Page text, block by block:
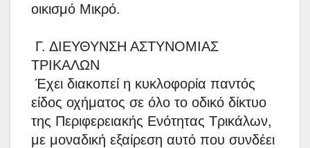
οικισμό Μικρό.
Γ. ΔΙΕΥΘΥΝΣΗ ΑΣΤΥΝΟΜΙΑΣ
ΤΡΙΚΑΛΩΝ
Έχει διακοπεί η κυκλοφορία παντός
είδος οχήματος σε όλο το οδικό δίκτυο
της Περιφερειακής Ενότητας Τρικάλων,
με μοναδική εξαίρεση αυτό που συνδέει